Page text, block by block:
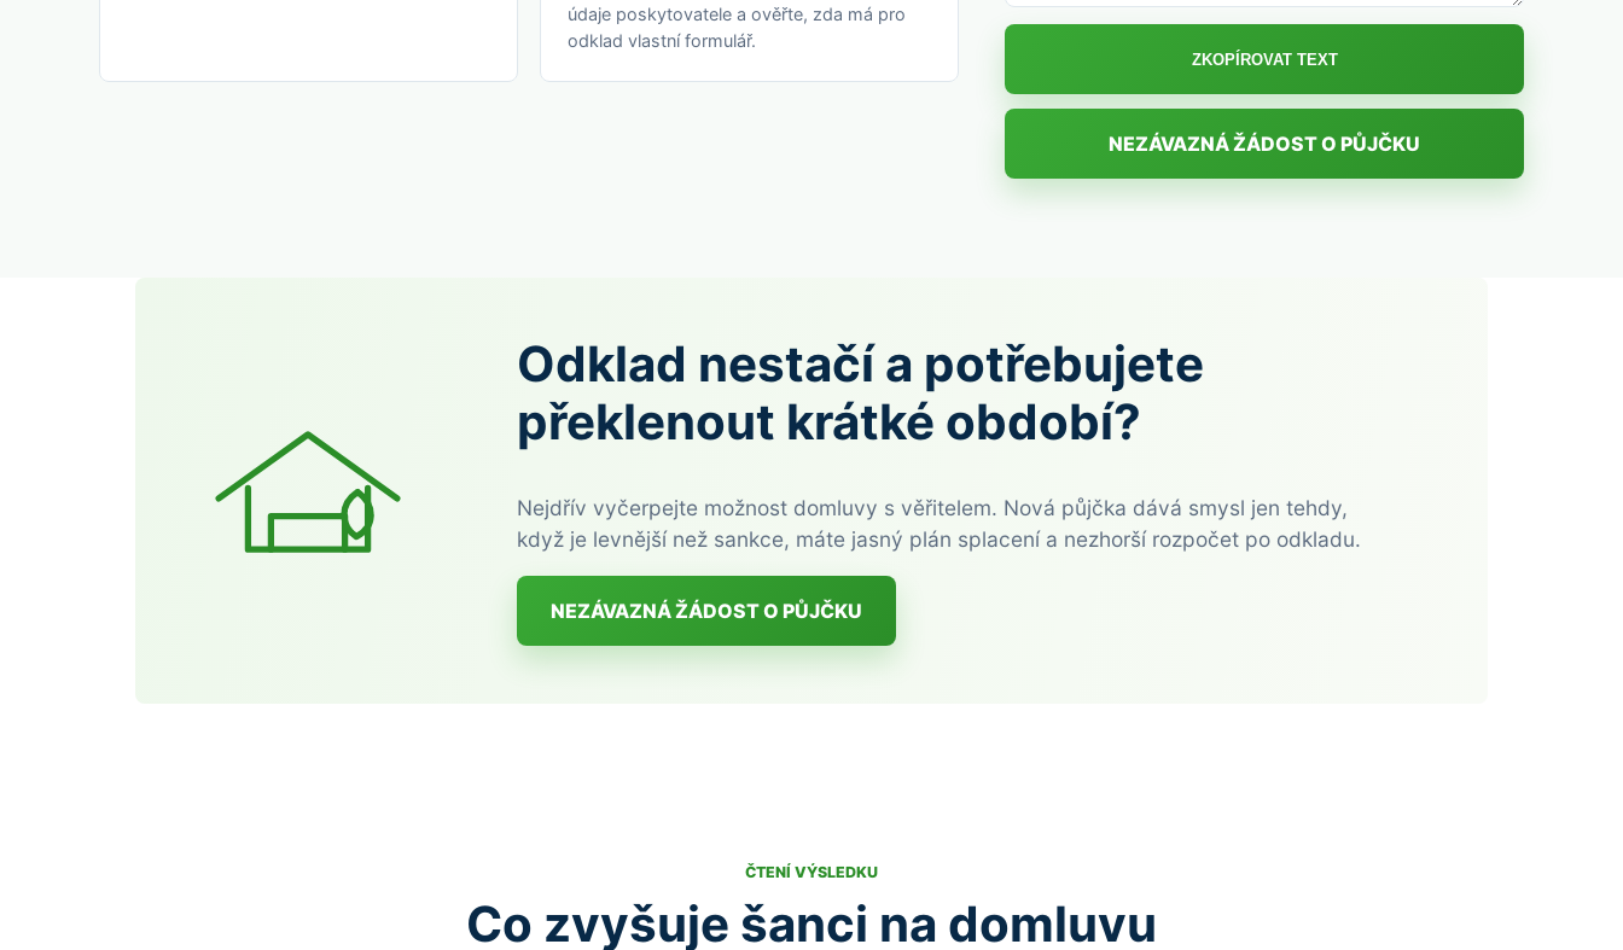
údaje poskytovatele a ověřte, zda má pro
odklad vlastní formulář.
ZKOPÍROVAT TEXT
NEZÁVAZNÁ ŽÁDOST O PŮJČKU
Odklad nestačí a potřebujete
překlenout krátké období?
Nejdřív vyčerpejte možnost domluvy s věřitelem. Nová půjčka dává smysl jen tehdy,
když je levnější než sankce, máte jasný plán splacení a nezhorší rozpočet po odkladu.
NEZÁVAZNÁ ŽÁDOST O PŮJČKU
ČTENÍ VÝSLEDKU
Co zvyšuje šanci na domluvu